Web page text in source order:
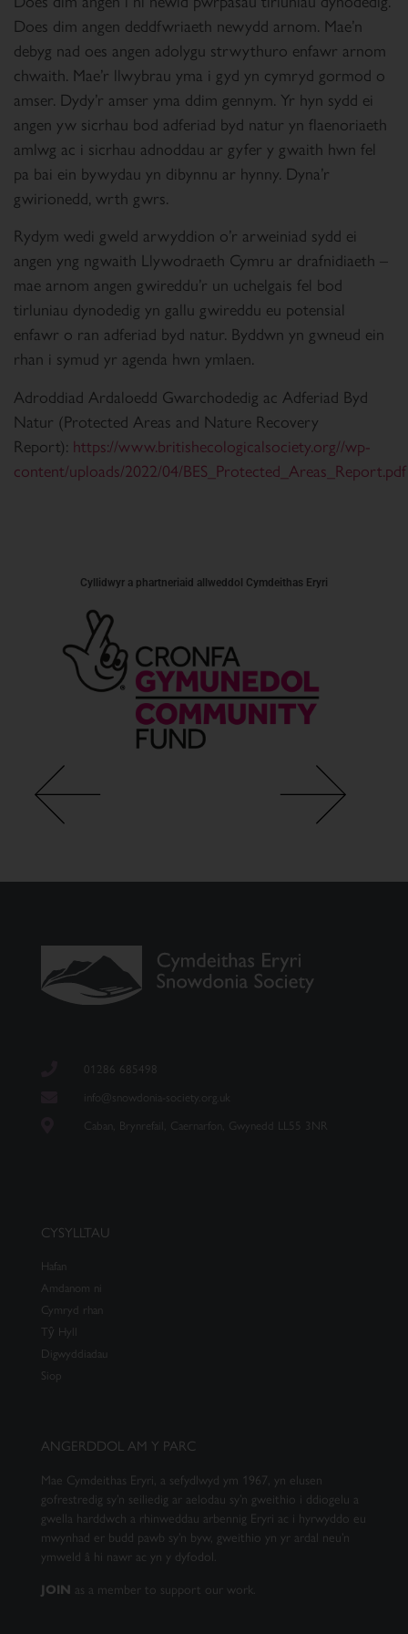
Does dim angen deddfwriaeth newydd arnom. Mae’n
debyg nad oes angen adolygu strwythuro enfawr arnom
chwaith. Mae’r llwybrau yma i gyd yn cymryd gormod o
amser. Dydy’r amser yma ddim gennym. Yr hyn sydd ei
angen yw sicrhau bod adferiad byd natur yn flaenoriaeth
amlwg ac i sicrhau adnoddau ar gyfer y gwaith hwn fel
pa bai ein bywydau yn dibynnu ar hynny. Dyna’r
gwirionedd, wrth gwrs.
Rydym wedi gweld arwyddion o’r arweiniad sydd ei
angen yng ngwaith Llywodraeth Cymru ar drafnidiaeth –
mae arnom angen gwireddu’r un uchelgais fel bod
tirluniau dynodedig yn gallu gwireddu eu potensial
enfawr o ran adferiad byd natur. Byddwn yn gwneud ein
rhan i symud yr agenda hwn ymlaen.
Adroddiad Ardaloedd Gwarchodedig ac Adferiad Byd
Natur (Protected Areas and Nature Recovery
Report): https://www.britishecologicalsociety.org//wp-
content/uploads/2022/04/BES_Protected_Areas_Report.pdf
Cyllidwyr a phartneriaid allweddol Cymdeithas Eryri
01286 685498
info@snowdonia-society.org.uk
Caban, Brynrefail, Caernarfon, Gwynedd LL55 3NR
CYSYLLTAU
Hafan
Amdanom ni
Cymryd rhan
Tŷ Hyll
Digwyddiadau
Siop
ANGERDDOL AM Y PARC
Mae Cymdeithas Eryri, a sefydlwyd ym 1967, yn elusen
gofrestredig sy’n seiliedig ar aelodau sy’n gweithio i ddiogelu a
gwella harddwch a rhinweddau arbennig Eryri ac i hyrwyddo eu
mwynhad er budd pawb sy’n byw, gweithio yn yr ardal neu’n
ymweld â hi nawr ac yn y dyfodol.
JOIN as a member to support our work.